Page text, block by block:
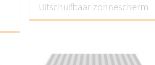
Uitschuifbaar zonnescherm